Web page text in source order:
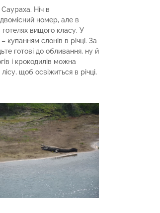
Ніч в
номер, але в
вищого класу. У
слонів в річці. За
готові до обливання, ну й
і крокодилів можна
щоб освіжиться в річці,